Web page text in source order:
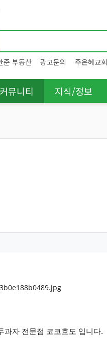
준 부동산 광고문의 주은혜교회
커뮤니티 지식/정보
과자 전문점 코코호도 입니다.